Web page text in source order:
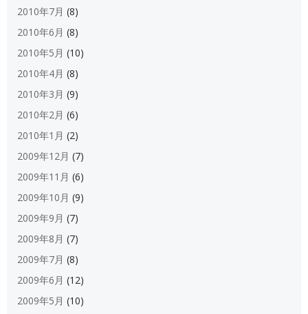
2010年7月 (8)
2010年6月 (8)
2010年5月 (10)
2010年4月 (8)
2010年3月 (9)
2010年2月 (6)
2010年1月 (2)
2009年12月 (7)
2009年11月 (6)
2009年10月 (9)
2009年9月 (7)
2009年8月 (7)
2009年7月 (8)
2009年6月 (12)
2009年5月 (10)